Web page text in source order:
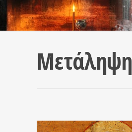
Μετάληψη